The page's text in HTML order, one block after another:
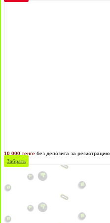
10 000 тенге без депозита за регистрацию
Забрать